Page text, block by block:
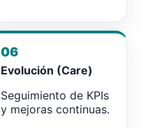
06
Evolución (Care)
Seguimiento de KPIs
y mejoras continuas.